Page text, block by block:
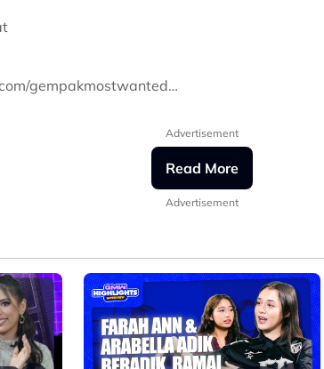
gempakmostwanted
Advertisement
Read More
Advertisement